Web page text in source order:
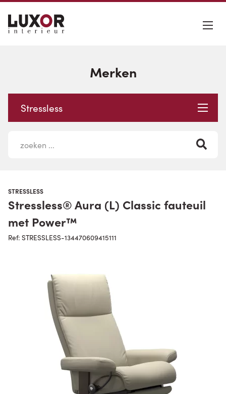
Merken
Stressless
STRESSLESS
Stressless® Aura (L) Classic fauteuil
met Power™
Ref: STRESSLESS-134470609415111